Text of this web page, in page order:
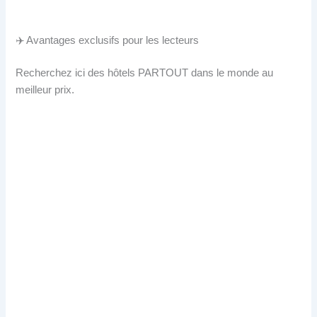
✈️ Avantages exclusifs pour les lecteurs
Recherchez ici des hôtels PARTOUT dans le monde au
meilleur prix.